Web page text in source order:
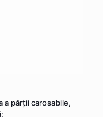
a părţii carosabile,